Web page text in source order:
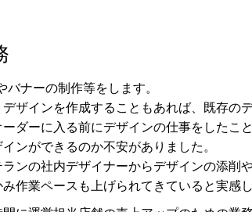
ナーの制作等をします。
ザインを作成することもあれば、既存の
ダーに入る前にデザインの仕事をしたこ
ンができるのか不安がありました。
ランの社内デザイナーからデザインの添
作業ペースも上げられてきていると実感し